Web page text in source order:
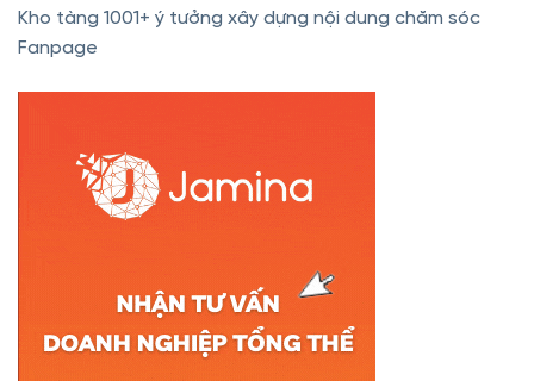
Kho tàng 1001+ ý tưởng xây dựng nội dung chăm sóc
Fanpage